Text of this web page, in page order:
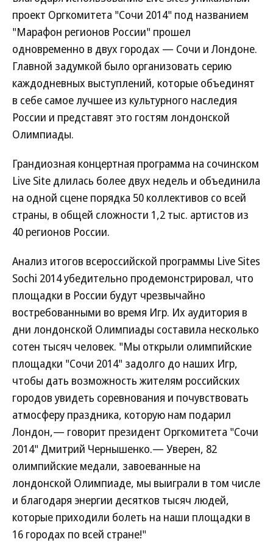
проект Оргкомитета "Сочи 2014" под названием
"Марафон регионов России" прошел
одновременно в двух городах — Сочи и Лондоне.
Главной задумкой было организовать серию
каждодневных выступлений, которые объединят
в себе самое лучшее из культурного наследия
России и представят это гостям лондонской
Олимпиады.
Грандиозная концертная программа на сочинском
Live Site длилась более двух недель и объединила
на одной сцене порядка 50 коллективов со всей
страны, в общей сложности 1,2 тыс. артистов из
40 регионов России.
Анализ итогов всероссийской программы Live Sites
Sochi 2014 убедительно продемонстрировал, что
площадки в России будут чрезвычайно
востребованными во время Игр. Их аудитория в
дни лондонской Олимпиады составила несколько
сотен тысяч человек. "Мы открыли олимпийские
площадки "Сочи 2014" задолго до наших Игр,
чтобы дать возможность жителям российских
городов увидеть соревнования и почувствовать
атмосферу праздника, которую нам подарил
Лондон,— говорит президент Оргкомитета "Сочи
2014" Дмитрий Чернышенко.— Уверен, 82
олимпийские медали, завоеванные на
лондонской Олимпиаде, мы выиграли в том числе
и благодаря энергии десятков тысяч людей,
которые приходили болеть на наши площадки в
16 городах по всей стране!"